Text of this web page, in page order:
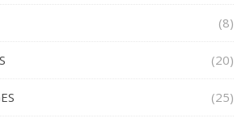
(8)
(20)
(25)